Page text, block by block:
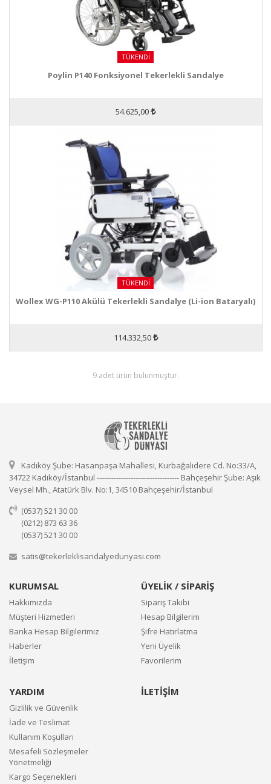
TÜKENDI
Poylin P140 Fonksiyonel Tekerlekli Sandalye
54.625,00
TÜKENDI
Wollex WG-P110 Akülü Tekerlekli Sandalye (Li-ion Bataryalı)
114.332,50
9 adet ürün bulunmuştur.
Kadıköy Şube: Hasanpaşa Mahallesi, Kurbağalıdere Cd. No:33/A,
34722 Kadıköy/İstanbul ---------------------------------- Bahçeşehir Şube: Aşık
Veysel Mh., Atatürk Blv. No:1, 34510 Bahçeşehir/İstanbul
(0537) 521 30 00
(0212) 873 63 36
(0537) 521 30 00
satis@tekerleklisandalyedunyasi.com
KURUMSAL
Hakkımızda
Müşteri Hizmetleri
Banka Hesap Bilgilerimiz
Haberler
İletişim
ÜYELİK / SİPARİŞ
Sipariş Takibi
Hesap Bilgilerim
Şifre Hatırlatma
Yeni Üyelik
Favorilerim
YARDIM
Gizlilik ve Güvenlik
İade ve Teslimat
Kullanım Koşulları
Mesafeli Sözleşmeler
Yönetmeliği
Kargo Seçenekleri
İLETİŞİM